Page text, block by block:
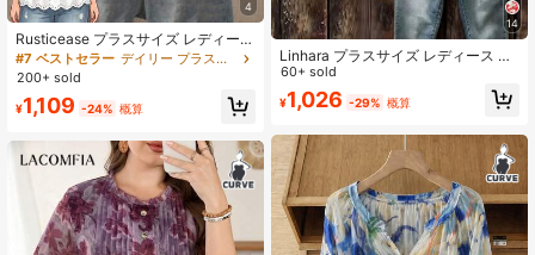
4
Rusticease プラスサイズ レディース
透かし刺繍 ラウンドネック 半袖 カ
ジュアルシャツ
#7 ベストセラー
デイリー プラスサイズのブラウス
200+ sold
¥1,109 -24% 概算
14
Linhara プラスサイズ レディース カ
ジュアル オーキッド柄 3/4袖 リボン
ブラウス 秋
60+ sold
¥1,026 -29% 概算